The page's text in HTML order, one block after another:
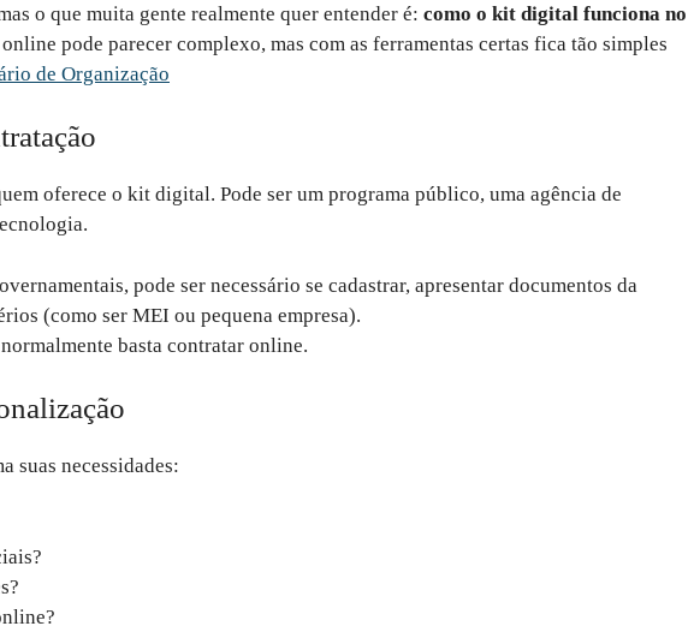
o que muita gente realmente quer entender é: como o kit digital funciona no
pode parecer complexo, mas com as ferramentas certas fica tão simples
de Organização
oferece o kit digital. Pode ser um programa público, uma agência de
pode ser necessário se cadastrar, apresentar documentos da
(como ser MEI ou pequena empresa).
basta contratar online.
suas necessidades: